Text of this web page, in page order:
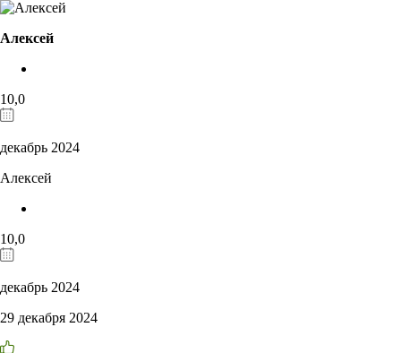
Алексей
10,0
декабрь 2024
Алексей
10,0
декабрь 2024
29 декабря 2024